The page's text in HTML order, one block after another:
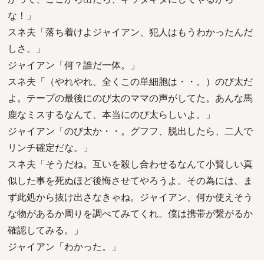
な！」
スネ夫「落ち着けよジャイアン、犯人はもうわかったんだ
しさ。」
ジャイアン「何？誰だ一体。」
スネ夫「（やれやれ、全くこの単細胞は・・。）のび太だ
よ。テープの最後にのび太のママの声がしてた。あんな馬
鹿なミスするなんて、本当にのび太らしいよ。」
ジャイアン「のび太か・・。グフフ、脱出したら、二人で
リンチ確定だな。」
スネ夫「そうだね。互いを殺し合わせるなんて小賢しい真
似した事を死ぬほど後悔させてやろうよ。その為には、ま
ず此処から抜け出さなきゃね。ジャイアン、何か使えそう
な物があるか周りを調べてみてくれ。僕は携帯が繋がるか
確認してみる。」
ジャイアン「わかった。」